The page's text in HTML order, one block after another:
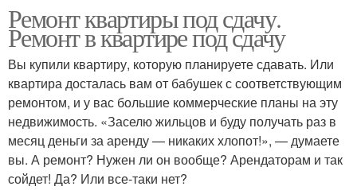
Ремонт квартиры под сдачу.
Ремонт в квартире под сдачу
Вы купили квартиру, которую планируете сдавать. Или
квартира досталась вам от бабушек с соответствующим
ремонтом, и у вас большие коммерческие планы на эту
недвижимость. «Заселю жильцов и буду получать раз в
месяц деньги за аренду — никаких хлопот!», — думаете
вы. А ремонт? Нужен ли он вообще? Арендаторам и так
сойдет! Да? Или все-таки нет?